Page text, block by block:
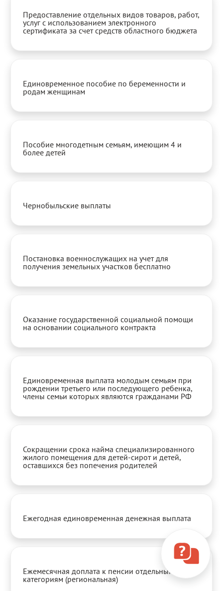
Предоставление отдельных видов товаров, работ,
услуг с использованием электронного
сертификата за счет средств областного бюджета
Единовременное пособие по беременности и
родам женщинам
Пособие многодетным семьям, имеющим 4 и
более детей
Чернобыльские выплаты
Постановка военнослужащих на учет для
получения земельных участков бесплатно
Оказание государственной социальной помощи
на основании социального контракта
Единовременная выплата молодым семьям при
рождении третьего или последующего ребенка,
члены семьи которых являются гражданами РФ
Сокращении срока найма специализированного
жилого помещения для детей-сирот и детей,
оставшихся без попечения родителей
Ежегодная единовременная денежная выплата
Ежемесячная доплата к пенсии отдельным
категориям (региональная)